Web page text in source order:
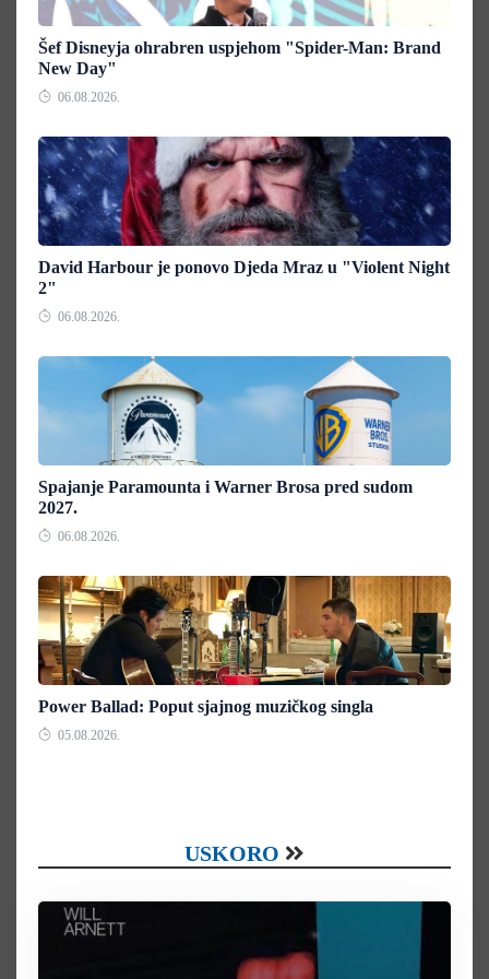
Šef Disneyja ohrabren uspjehom "Spider-Man: Brand
New Day"
06.08.2026.
David Harbour je ponovo Djeda Mraz u "Violent Night
2"
06.08.2026.
Spajanje Paramounta i Warner Brosa pred sudom
2027.
06.08.2026.
Power Ballad: Poput sjajnog muzičkog singla
05.08.2026.
USKORO